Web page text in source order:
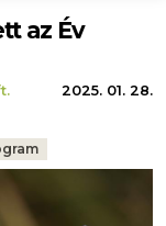
az Év
2025. 01. 28.